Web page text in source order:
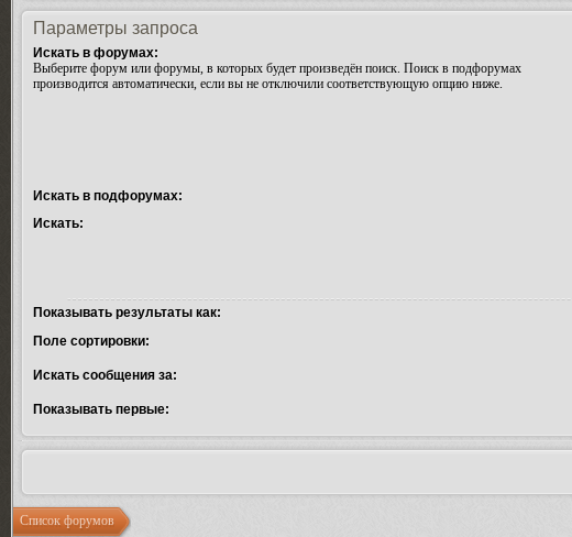
Параметры запроса
Искать в форумах:
Выберите форум или форумы, в которых будет произведён поиск. Поиск в подфорумах
производится автоматически, если вы не отключили соответствующую опцию ниже.
Искать в подфорумах:
Искать:
Показывать результаты как:
Поле сортировки:
Искать сообщения за:
Показывать первые:
Список форумов